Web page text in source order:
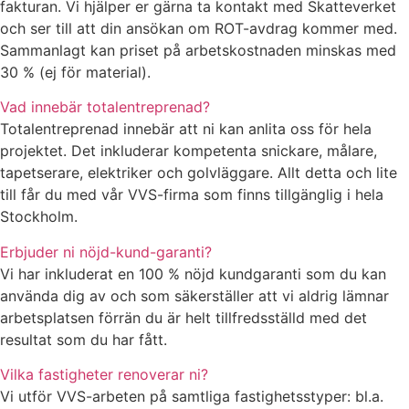
fakturan. Vi hjälper er gärna ta kontakt med Skatteverket
och ser till att din ansökan om ROT-avdrag kommer med.
Sammanlagt kan priset på arbetskostnaden minskas med
30 % (ej för material).
Vad innebär totalentreprenad?
Totalentreprenad innebär att ni kan anlita oss för hela
projektet. Det inkluderar kompetenta snickare, målare,
tapetserare, elektriker och golvläggare. Allt detta och lite
till får du med vår VVS-firma som finns tillgänglig i hela
Stockholm.
Erbjuder ni nöjd-kund-garanti?
Vi har inkluderat en 100 % nöjd kundgaranti som du kan
använda dig av och som säkerställer att vi aldrig lämnar
arbetsplatsen förrän du är helt tillfredsställd med det
resultat som du har fått.
Vilka fastigheter renoverar ni?
Vi utför VVS-arbeten på samtliga fastighetsstyper: bl.a.